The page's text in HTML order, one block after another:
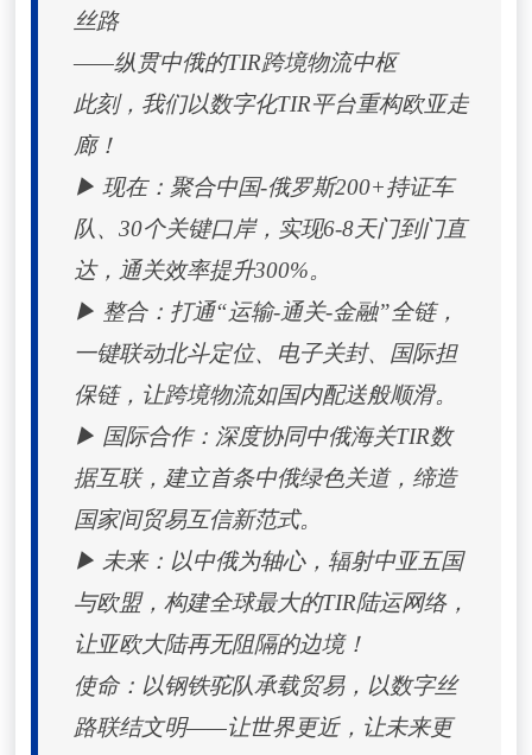
丝路
——纵贯中俄的TIR跨境物流中枢
此刻，我们以数字化TIR平台重构欧亚走
廊！
▶ 现在：聚合中国-俄罗斯200+持证车
队、30个关键口岸，实现6-8天门到门直
达，通关效率提升300%。
▶ 整合：打通“运输-通关-金融”全链，
一键联动北斗定位、电子关封、国际担
保链，让跨境物流如国内配送般顺滑。
▶ 国际合作：深度协同中俄海关TIR数
据互联，建立首条中俄绿色关道，缔造
国家间贸易互信新范式。
▶ 未来：以中俄为轴心，辐射中亚五国
与欧盟，构建全球最大的TIR陆运网络，
让亚欧大陆再无阻隔的边境！
使命：以钢铁驼队承载贸易，以数字丝
路联结文明——让世界更近，让未来更